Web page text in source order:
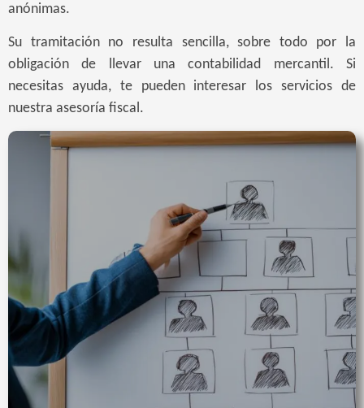
anónimas.
Su tramitación no resulta sencilla, sobre todo por la
obligación de llevar una contabilidad mercantil. Si
necesitas ayuda, te pueden interesar los servicios de
nuestra asesoría fiscal.